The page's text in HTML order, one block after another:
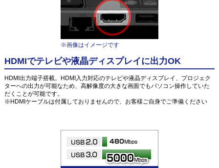
※画像はイメージです
HDMIでテレビや液晶ディスプレイに出力OK
HDMI出力端子搭載。HDMI入力対応のテレビや液晶ディスプレイ、プロジェク
ターへの出力が可能なため、高解像度の大きな画面でもパソコン操作していた
だくことが可能です。
※HDMIケーブルは付属しておりませんので、お客様ご自身でご準備ください